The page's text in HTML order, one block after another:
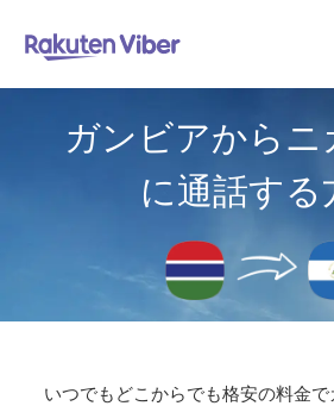
ガンビアから
に通話する
いつでもどこからでも格安の料金